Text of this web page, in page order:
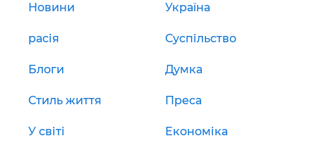
Новини Україна
расія Суспільство
Блоги Думка
Стиль життя Преса
У світі Економіка